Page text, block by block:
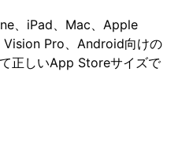
、iPad、Mac、Apple
Pro、Android向けの
正しいApp Storeサイズで